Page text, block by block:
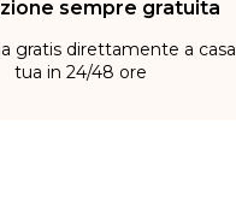
sempre gratuita
gratis direttamente a casa
tua in 24/48 ore